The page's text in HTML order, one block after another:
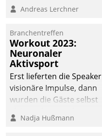
Andreas Lerchner
Branchentreffen
Workout 2023:
Neuronaler
Aktivsport
Erst lieferten die Speaker
visionäre Impulse, dann
wurden die Gäste selbst
methodisch
Nadja Hußmann